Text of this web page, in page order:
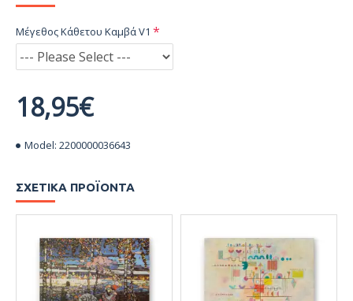
Model: 2200000036643
18,95€
Μέγεθος Κάθετου Καμβά V1
ΣΧΕΤΙΚΆ ΠΡΟΪΌΝΤΑ